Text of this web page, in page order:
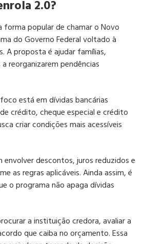
2.0?
forma popular de chamar o Novo
do Governo Federal voltado à
A proposta é ajudar famílias,
reorganizarem pendências
está em dívidas bancárias
crédito, cheque especial e crédito
criar condições mais acessíveis
envolver descontos, juros reduzidos e
as regras aplicáveis. Ainda assim, é
o programa não apaga dívidas
a instituição credora, avaliar a
que caiba no orçamento. Essa